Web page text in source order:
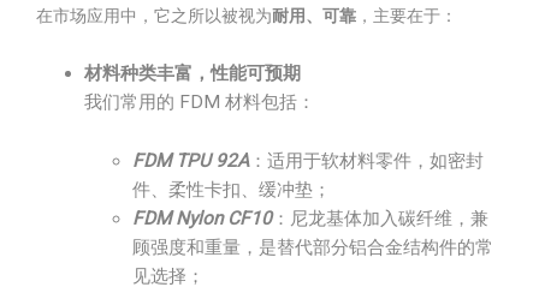
在市场应用中，它之所以被视为耐用、可靠 ，主要在于：
材料种类丰富，性能可预期
我们常用的 FDM 材料包括：
FDM TPU 92A：适用于软材料零件，如密封
件、柔性卡扣、缓冲垫；
FDM Nylon CF10：尼龙基体加入碳纤维，兼
顾强度和重量，是替代部分铝合金结构件的常
见选择；